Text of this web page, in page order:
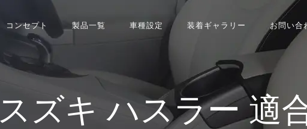
コンセプト 製品一覧 車種設定 装着ギャラリー お問い合
スズキ ハスラー適